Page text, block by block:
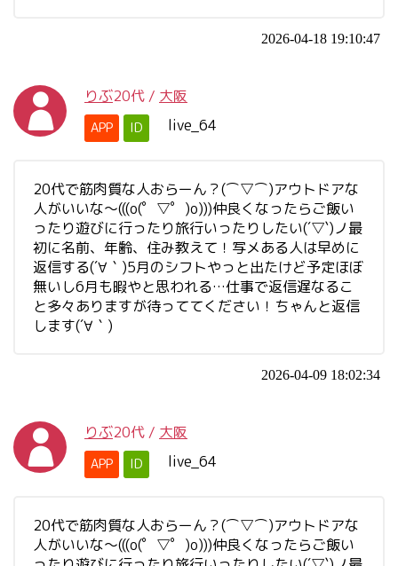
2026-04-18 19:10:47
りぶ20代 / 大阪
APP ID live_64
20代で筋肉質な人おらーん？(⌒▽⌒)アウトドアな
人がいいな〜(((o(゜▽゜)o)))仲良くなったらご飯い
ったり遊びに行ったり旅行いったりしたい(´▽`)ノ最
初に名前、年齢、住み教えて！写メある人は早めに
返信する(´∀｀)5月のシフトやっと出たけど予定ほぼ
無いし6月も暇やと思われる…仕事で返信遅なるこ
と多々ありますが待っててください！ちゃんと返信
します(´∀｀)
2026-04-09 18:02:34
りぶ20代 / 大阪
APP ID live_64
20代で筋肉質な人おらーん？(⌒▽⌒)アウトドアな
人がいいな〜(((o(゜▽゜)o)))仲良くなったらご飯い